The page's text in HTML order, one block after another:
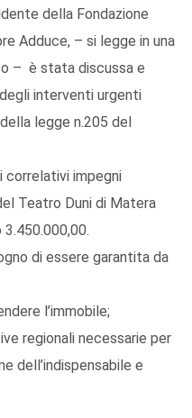
della Fondazione
Adduce, – si legge in una
– è stata discussa e
interventi urgenti
legge n.205 del
correlativi impegni
Teatro Duni di Matera
di essere garantita da
l’immobile;
regionali necessarie per
dell’indispensabile e